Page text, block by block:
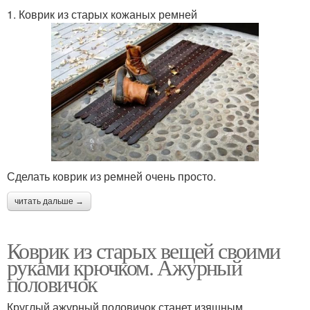
1. Коврик из старых кожаных ремней
Сделать коврик из ремней очень просто.
читать дальше →
Коврик из старых вещей своими
руками крючком. Ажурный
половичок